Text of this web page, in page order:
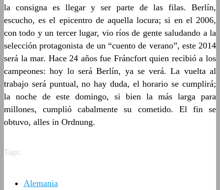
la consigna es llegar y ser parte de las filas. Berlín,
escucho, es el epicentro de aquella locura; si en el 2006,
con todo y un tercer lugar, vio ríos de gente saludando a la
selección protagonista de un “cuento de verano”, este 2014
será la mar. Hace 24 años fue Fráncfort quien recibió a los
campeones: hoy lo será Berlín, ya se verá. La vuelta al
trabajo será puntual, no hay duda, el horario se cumplirá;
la noche de este domingo, si bien la más larga para
millones, cumplió cabalmente su cometido. El fin se
obtuvo, alles in Ordnung.
Tags:
Alemania